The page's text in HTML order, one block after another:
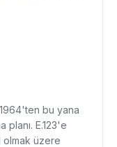
1964'ten bu yana
planı. E.123'e
üzere